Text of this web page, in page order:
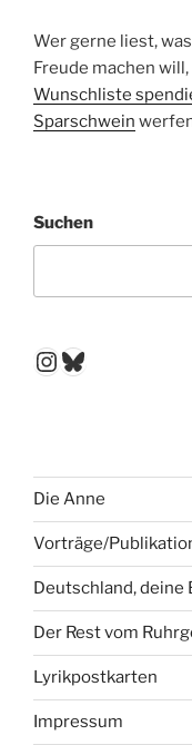
Wer gerne liest,
Freude machen
Wunschliste
Sparschwein
Suchen
Instagram
Bluesky
Die Anne
Vorträge/
Deutschland, deine
Der Rest vom
Lyrikpostkarten
Impressum